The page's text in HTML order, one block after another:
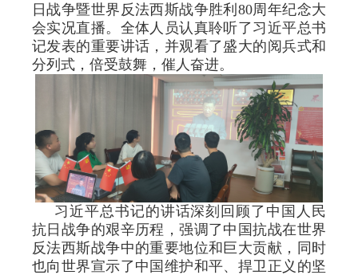
日战争暨世界反法西斯战争胜利80周年纪念大
会实况直播。全体人员认真聆听了习近平总书
记发表的重要讲话，并观看了盛大的阅兵式和
分列式，倍受鼓舞，催人奋进。
习近平总书记的讲话深刻回顾了中国人民
抗日战争的艰辛历程，强调了中国抗战在世界
反法西斯战争中的重要地位和巨大贡献，同时
也向世界宣示了中国维护和平、捍卫正义的坚